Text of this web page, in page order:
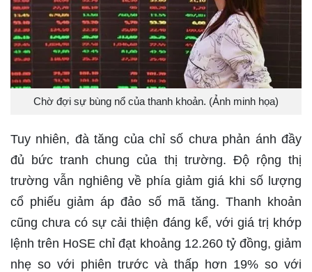
Chờ đợi sự bùng nổ của thanh khoản. (Ảnh minh họa)
Tuy nhiên, đà tăng của chỉ số chưa phản ánh đầy
đủ bức tranh chung của thị trường. Độ rộng thị
trường vẫn nghiêng về phía giảm giá khi số lượng
cổ phiếu giảm áp đảo số mã tăng. Thanh khoản
cũng chưa có sự cải thiện đáng kể, với giá trị khớp
lệnh trên HoSE chỉ đạt khoảng 12.260 tỷ đồng, giảm
nhẹ so với phiên trước và thấp hơn 19% so với